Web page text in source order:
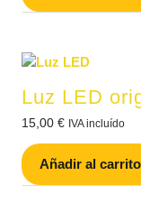
Luz LED
15,00 € IVA incluído
Añadir al carrito